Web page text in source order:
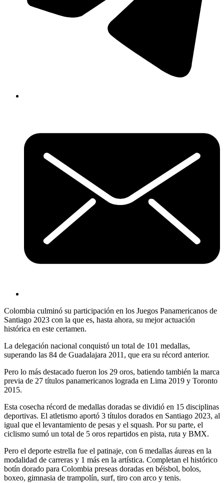
Colombia culminó su participación en los Juegos Panamericanos de
Santiago 2023 con la que es, hasta ahora, su mejor actuación
histórica en este certamen.
La delegación nacional conquistó un total de 101 medallas,
superando las 84 de Guadalajara 2011, que era su récord anterior.
Pero lo más destacado fueron los 29 oros, batiendo también la marca
previa de 27 títulos panamericanos lograda en Lima 2019 y Toronto
2015.
Esta cosecha récord de medallas doradas se dividió en 15 disciplinas
deportivas. El atletismo aportó 3 títulos dorados en Santiago 2023, al
igual que el levantamiento de pesas y el squash. Por su parte, el
ciclismo sumó un total de 5 oros repartidos en pista, ruta y BMX.
Pero el deporte estrella fue el patinaje, con 6 medallas áureas en la
modalidad de carreras y 1 más en la artística. Completan el histórico
botín dorado para Colombia preseas doradas en béisbol, bolos,
boxeo, gimnasia de trampolín, surf, tiro con arco y tenis.